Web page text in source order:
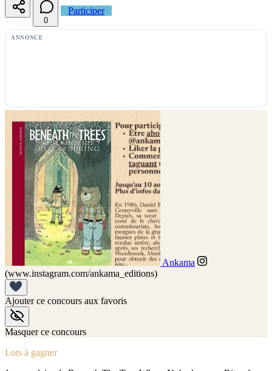
0
Participer
ANNONCE
Ankama
(www.instagram.com/ankama_editions)
Ajouter ce concours aux favoris
Masquer ce concours
Lots à gagner